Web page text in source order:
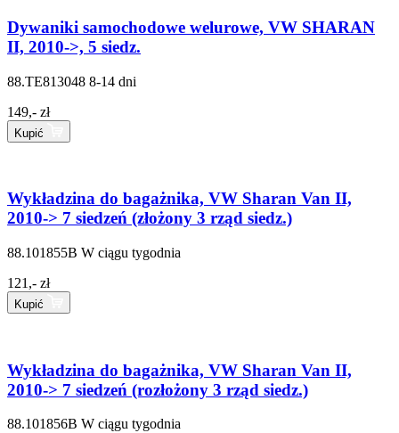
Dywaniki samochodowe welurowe, VW SHARAN
II, 2010->, 5 siedz.
88.TE813048 8-14 dni
149,- zł
Kupić
Wykładzina do bagażnika, VW Sharan Van II,
2010-> 7 siedzeń (złożony 3 rząd siedz.)
88.101855B W ciągu tygodnia
121,- zł
Kupić
Wykładzina do bagażnika, VW Sharan Van II,
2010-> 7 siedzeń (rozłożony 3 rząd siedz.)
88.101856B W ciągu tygodnia